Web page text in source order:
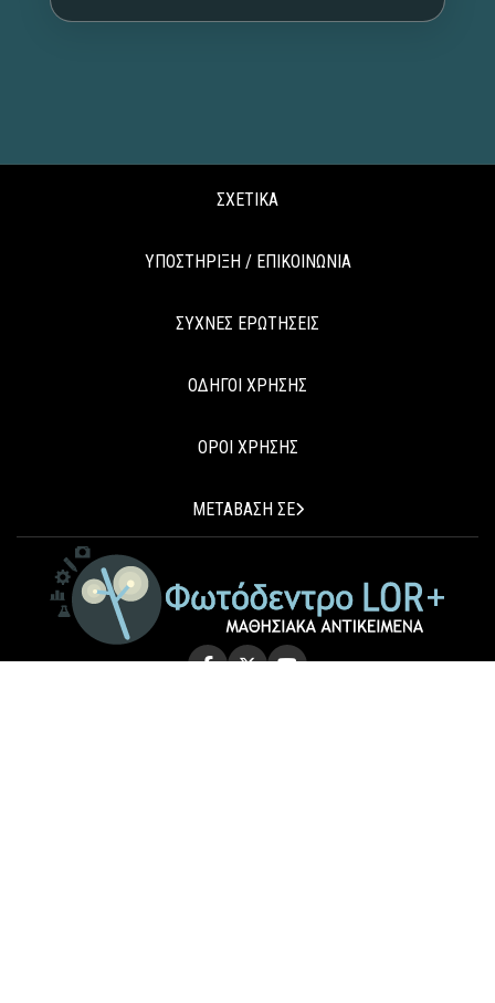
ΣΧΕΤΙΚΑ
ΥΠΟΣΤΗΡΙΞΗ / ΕΠΙΚΟΙΝΩΝΙΑ
ΣΥΧΝΕΣ ΕΡΩΤΗΣΕΙΣ
ΟΔΗΓΟΙ ΧΡΗΣΗΣ
ΟΡΟΙ ΧΡΗΣΗΣ
ΜΕΤΑΒΑΣΗ ΣΕ